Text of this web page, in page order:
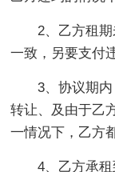
2、乙方租
一致，另要支付
3、协议期
转让、及由于乙
一情况下，乙方
4、乙方承